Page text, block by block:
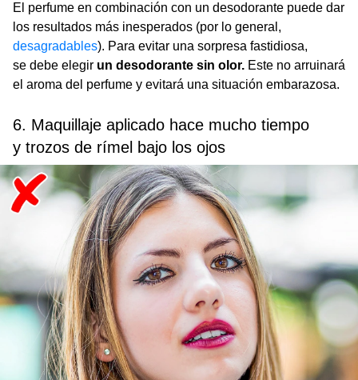
El perfume en combinación con un desodorante puede dar
los resultados más inesperados (por lo general,
desagradables). Para evitar una sorpresa fastidiosa,
se debe elegir un desodorante sin olor. Este no arruinará
el aroma del perfume y evitará una situación embarazosa.
6. Maquillaje aplicado hace mucho tiempo
y trozos de rímel bajo los ojos